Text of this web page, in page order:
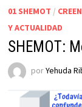
01 SHEMOT /
Y ACTUALIDAD
SHEMOT:
porYehuda